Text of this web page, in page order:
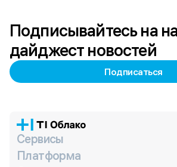
Подписывайтесь на
дайджест новостей
Подписаться
Сервисы
Платформа